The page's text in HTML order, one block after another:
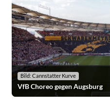
Bild: Cannstatter Kurve
VfB Choreo gegen Augsburg